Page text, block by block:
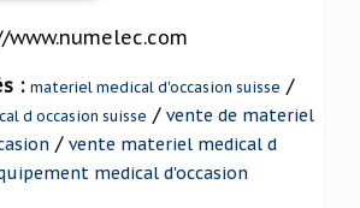
: materiel medical d'occasion suisse /
d occasion suisse / vente de materiel
/ vente materiel medical d
medical d'occasion